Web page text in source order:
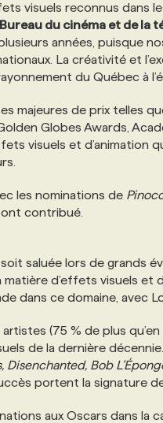
visuels reconnus dans
Bureau du cinéma et de la
années, puisque
La créativité et
du Québec à
majeures de prix telles
Globes Awards,
visuels et d’animation
les nominations de
contribué.
saluée lors de grands
d’effets visuels et
dans ce domaine, avec
(75 % de plus
de la dernière décennie.
Bob
portent la signature
aux Oscars dans la